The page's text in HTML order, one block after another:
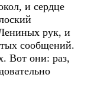
и сердце
рук, и
сообщений.
Вот они: раз,